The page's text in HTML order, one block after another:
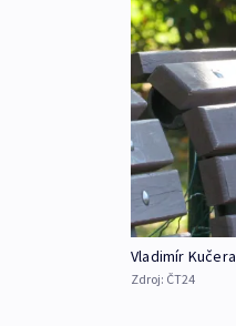
Vladimír Kučera
Zdroj: ČT24